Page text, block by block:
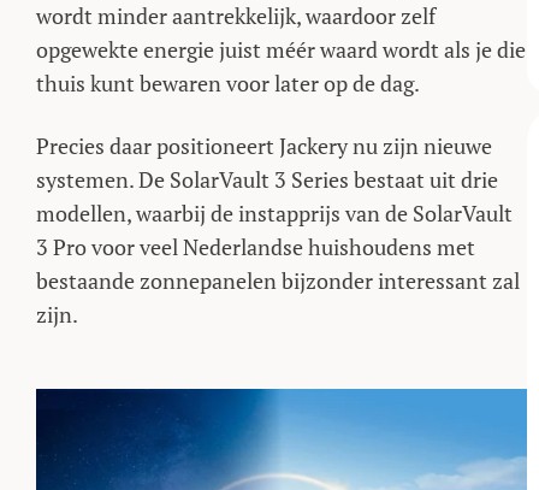
wordt minder aantrekkelijk, waardoor zelf
opgewekte energie juist méér waard wordt als je die
thuis kunt bewaren voor later op de dag.
Precies daar positioneert Jackery nu zijn nieuwe
systemen. De SolarVault 3 Series bestaat uit drie
modellen, waarbij de instapprijs van de SolarVault
3 Pro voor veel Nederlandse huishoudens met
bestaande zonnepanelen bijzonder interessant zal
zijn.